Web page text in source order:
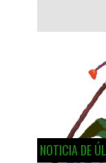
NOTICIA DE